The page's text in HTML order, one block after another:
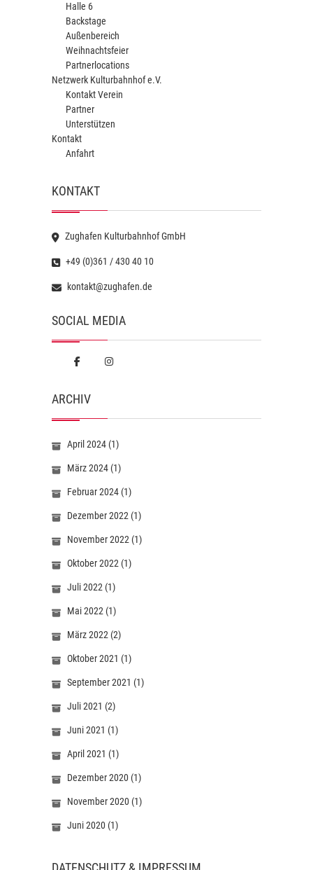
Halle 6
Backstage
Außenbereich
Weihnachtsfeier
Partnerlocations
Netzwerk Kulturbahnhof e.V.
Kontakt Verein
Partner
Unterstützen
Kontakt
Anfahrt
KONTAKT
Zughafen Kulturbahnhof GmbH
+49 (0)361 / 430 40 10
kontakt@zughafen.de
SOCIAL MEDIA
ARCHIV
April 2024 (1)
März 2024 (1)
Februar 2024 (1)
Dezember 2022 (1)
November 2022 (1)
Oktober 2022 (1)
Juli 2022 (1)
Mai 2022 (1)
März 2022 (2)
Oktober 2021 (1)
September 2021 (1)
Juli 2021 (2)
Juni 2021 (1)
April 2021 (1)
Dezember 2020 (1)
November 2020 (1)
Juni 2020 (1)